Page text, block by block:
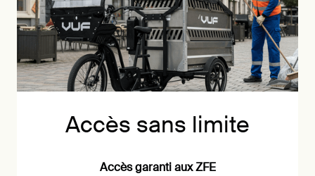
Accès sans limite
Accès garanti aux ZFE